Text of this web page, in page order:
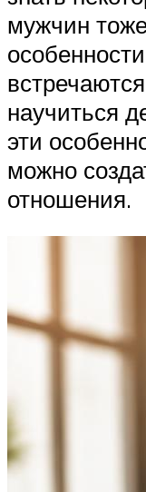
мужчин
научиться
эти
можно
отношения.